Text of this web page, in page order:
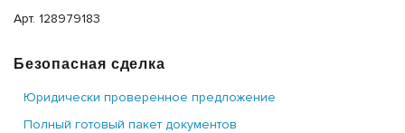
Арт. 128979183
Безопасная сделка
Юридически проверенное предложение
Полный готовый пакет документов